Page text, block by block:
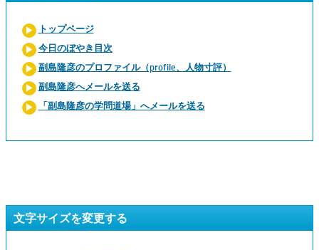
トップページ
今日のぼやき目次
副島隆彦のプロファイル（profile、人物寸評）
副島隆彦へメールを送る
「副島隆彦の学問道場」へメールを送る
文字サイズを変更する